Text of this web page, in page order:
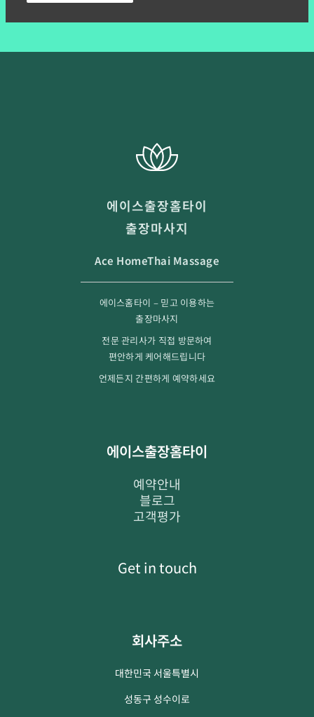
에이스출장홈타이
출장마사지
Ace HomeThai Massage
에이스홈타이 – 믿고 이용하는
출장마사지
전문 관리사가 직접 방문하여
편안하게 케어해드립니다
언제든지 간편하게 예약하세요
에이스출장홈타이
예약안내
블로그
고객평가
Get in touch
회사주소
대한민국 서울특별시
성동구 성수이로